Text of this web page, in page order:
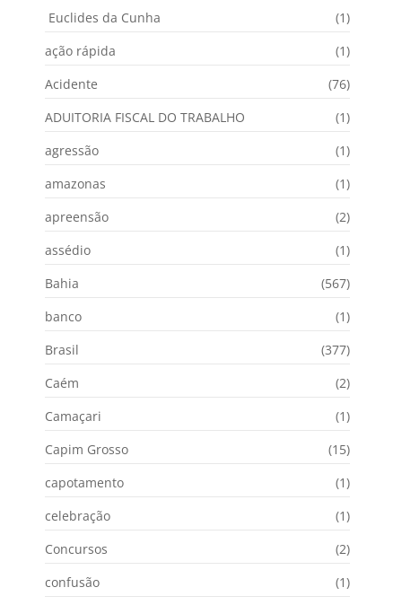
Euclides da Cunha
(1)
ação rápida
(1)
Acidente
(76)
ADUITORIA FISCAL DO TRABALHO
(1)
agressão
(1)
amazonas
(1)
apreensão
(2)
assédio
(1)
Bahia
(567)
banco
(1)
Brasil
(377)
Caém
(2)
Camaçari
(1)
Capim Grosso
(15)
capotamento
(1)
celebração
(1)
Concursos
(2)
confusão
(1)